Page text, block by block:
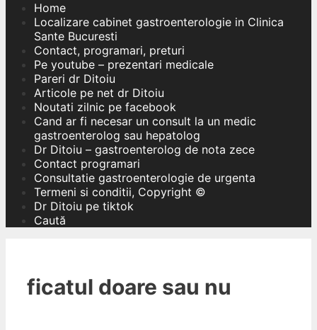
Home
Localizare cabinet gastroenterologie in Clinica
Sante Bucuresti
Contact, programari, preturi
Pe youtube – prezentari medicale
Pareri dr Ditoiu
Articole pe net dr Ditoiu
Noutati zilnic pe facebook
Cand ar fi necesar un consult la un medic
gastroenterolog sau hepatolog
Dr Ditoiu – gastroenterolog de nota zece
Contact programari
Consultatie gastroenterologie de urgenta
Termeni si conditii, Copyright ©
Dr Ditoiu pe tiktok
Caută
ficatul doare sau nu